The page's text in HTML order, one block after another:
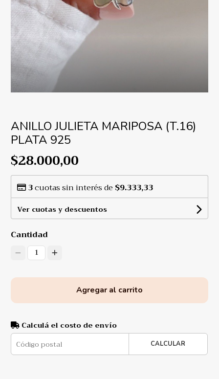
ANILLO JULIETA MARIPOSA (T.16)
PLATA 925
$28.000,00
3cuotas sin interés de $9.333,33
Ver cuotas y descuentos
Cantidad
1
Agregar al carrito
Calculá el costo de envío
CALCULAR